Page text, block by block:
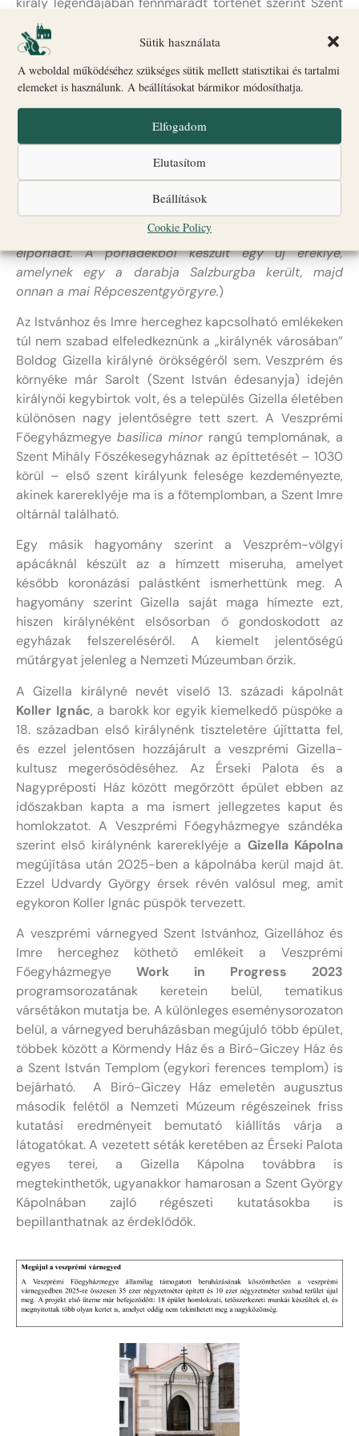
Sütik használata
A weboldal működéséhez szükséges sütik mellett statisztikai és tartalmi
elemeket is használunk. A beállításokat bármikor módosíthatja.
Elfogadom
Elutasítom
Beállítások
Cookie Policy
Imre herceg ezen a helyen tett szüzességi fogadalmat.
Ugyanitt őrizték Szent György ereklyéjét is, amelyet
államalapító királyunk a bolgárok felett aratott
győzelme emlékére a bizánci császártól kapott, majd
Veszprémbe hozatott. A Szent György Kápolna ettől
kezdve fontos és látogatott zarándokhellyé vált. Mindezt
az épület küszöbén a 14. századból ránk maradt latin
in limine no sedeto
(„ne üljetek a küszöbre”) is
jelzi, amely az ebben az időszakban idelátogató
zarándoktömegeket figyelmeztette a helyes
viselkedésre. (A koponyaereklyét később a Felvidékre
akarták vinni a török elől menekítve, de útközben
elporladt. A porladékból készült egy új ereklye,
amelynek egy a darabja Salzburgba került, majd
onnan a mai Répceszentgyörgyre.)
Az Istvánhoz és Imre herceghez kapcsolható emlékeken
túl nem szabad elfeledkeznünk a „királynék városában”
Boldog Gizella királyné örökségéről sem. Veszprém és
környéke már Sarolt (Szent István édesanyja) idején
királynői kegybirtok volt, és a település Gizella életében
különösen nagy jelentőségre tett szert. A Veszprémi
Főegyházmegye basilica minor rangú templomának, a
Szent Mihály Főszékesegyháznak az építtetését – 1030
körül – első szent királyunk felesége kezdeményezte,
akinek karereklyéje ma is a főtemplomban, a Szent Imre
oltárnál található.
Egy másik hagyomány szerint a Veszprém-völgyi
apácáknál készült az a hímzett miseruha, amelyet
később koronázási palástként ismerhettünk meg. A
hagyomány szerint Gizella saját maga hímezte ezt,
hiszen királynéként elsősorban ő gondoskodott az
egyházak felszereléséről. A kiemelt jelentőségű
műtárgyat jelenleg a Nemzeti Múzeumban őrzik.
A Gizella királyné nevét viselő 13. századi kápolnát
Koller Ignác, a barokk kor egyik kiemelkedő püspöke a
18. században első királynénk tiszteletére újíttatta fel,
és ezzel jelentősen hozzájárult a veszprémi Gizella-
kultusz megerősödéséhez. Az Érseki Palota és a
Nagypréposti Ház között megőrzött épület ebben az
időszakban kapta a ma ismert jellegzetes kaput és
homlokzatot. A Veszprémi Főegyházmegye szándéka
szerint első királynénk karereklyéje a Gizella Kápolna
megújítása után 2025-ben a kápolnába kerül majd át.
Ezzel Udvardy György érsek révén valósul meg, amit
egykoron Koller Ignác püspök tervezett.
A veszprémi várnegyed Szent Istvánhoz, Gizellához és
Imre herceghez köthető emlékeit a Veszprémi
Főegyházmegye Work in Progress 2023
programsorozatának keretein belül, tematikus
vársétákon mutatja be. A különleges eseménysorozaton
belül, a várnegyed beruházásban megújuló több épület,
többek között a Körmendy Ház és a Biró-Giczey Ház és
a Szent István Templom (egykori ferences templom) is
bejárható. A Biró-Giczey Ház emeletén augusztus
második felétől a Nemzeti Múzeum régészeinek friss
kutatási eredményeit bemutató kiállítás várja a
látogatókat. A vezetett séták keretében az Érseki Palota
egyes terei, a Gizella Kápolna továbbra is
megtekinthetők, ugyanakkor hamarosan a Szent György
Kápolnában zajló régészeti kutatásokba is
bepillanthatnak az érdeklődők.